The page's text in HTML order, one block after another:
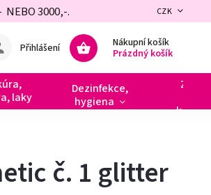
NEBO 3000,-. CZK
Nákupní košík
Prázdný košík
Přihlášení
laky
Dezinfekce,
hygiena
č. 1 glitter